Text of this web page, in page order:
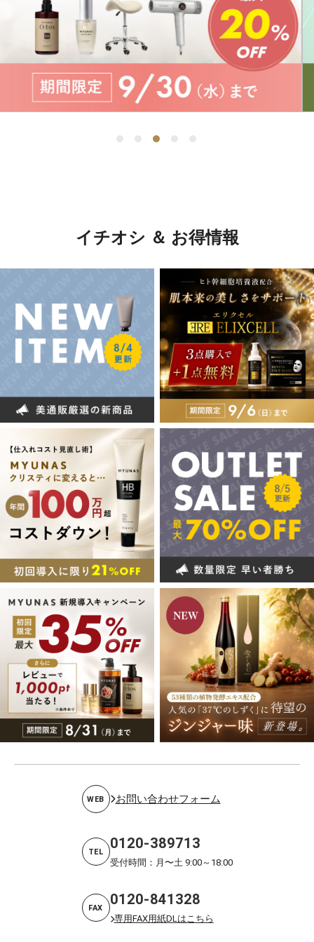
イチオシ ＆ お得情報
WEB お問い合わせフォーム
TEL 0120-389713
受付時間：月〜土 9:00～18:00
FAX 0120-841328
専用FAX用紙DLはこちら